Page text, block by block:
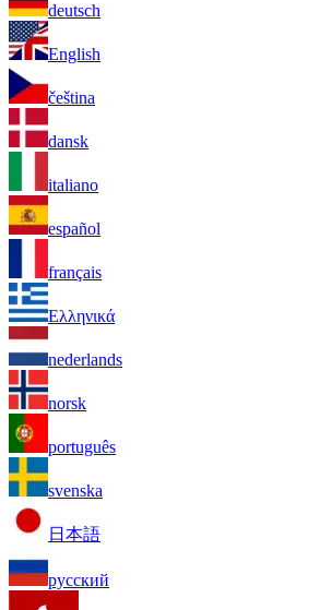
deutsch
English
čeština
dansk
italiano
español
français
Ελληνικά
nederlands
norsk
português
svenska
日本語
русский